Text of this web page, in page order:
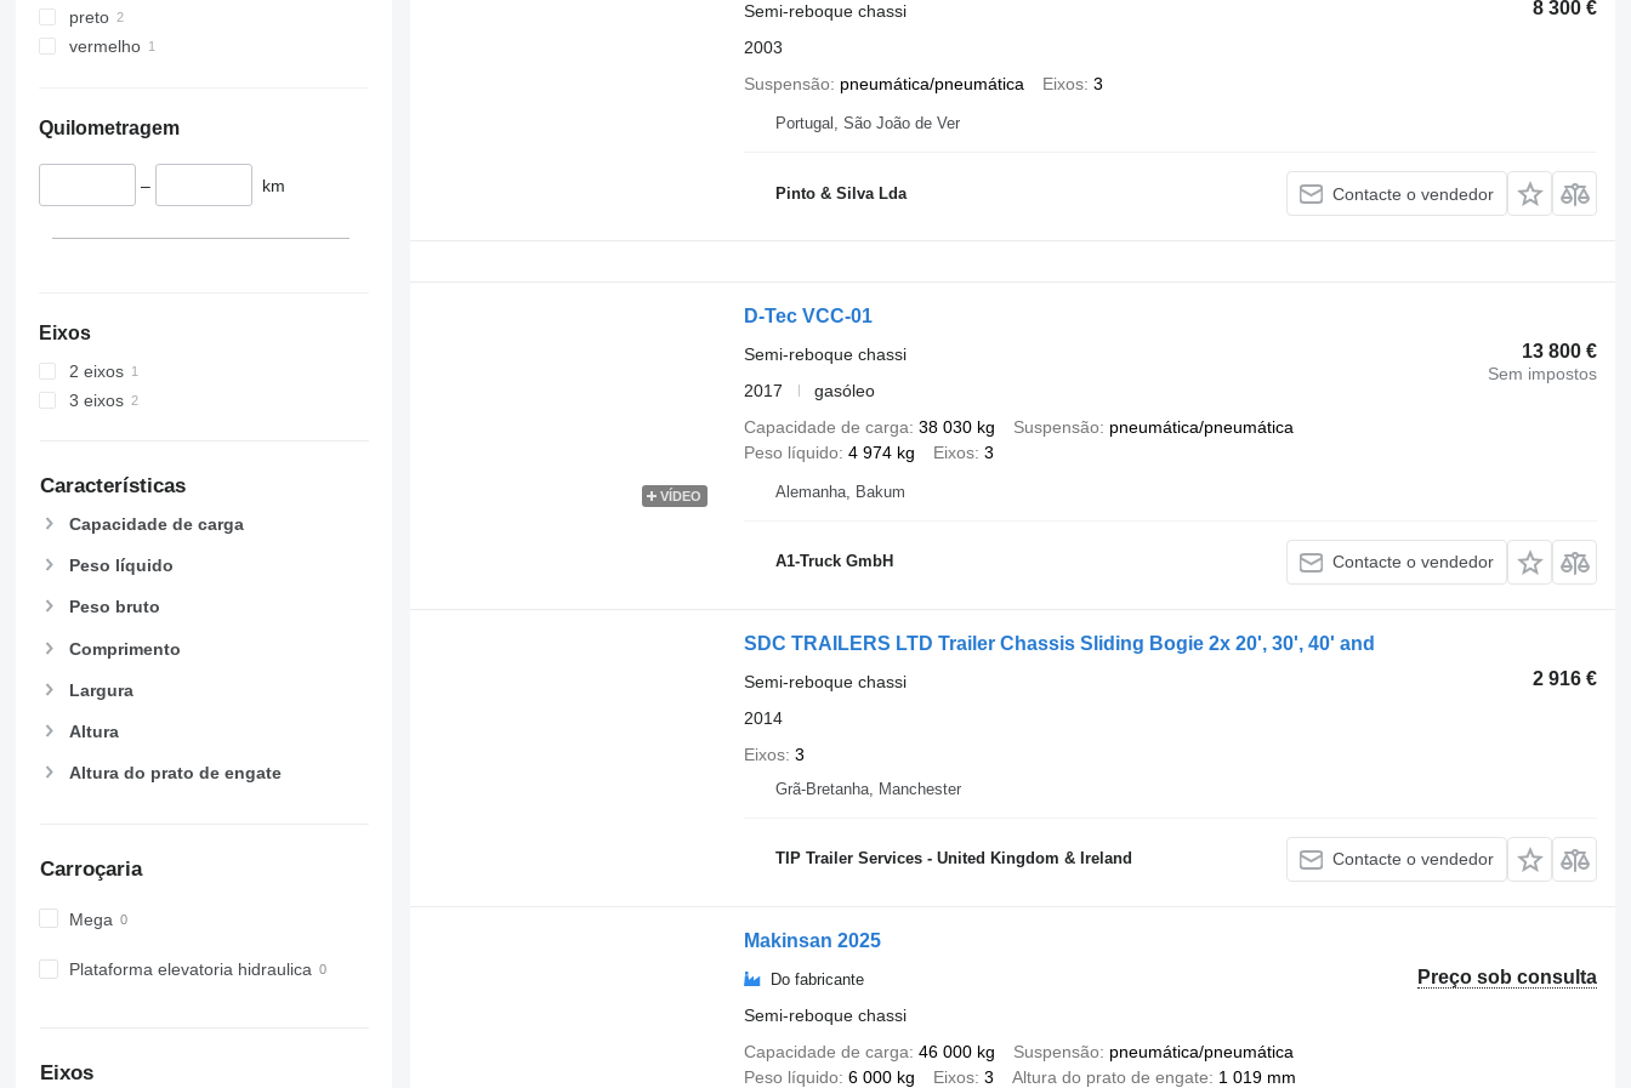
preto
vermelho
Quilometragem
– km
Eixos
2 eixos
3 eixos
Características
Capacidade de carga
Peso líquido
Peso bruto
Comprimento
Largura
Altura
Altura do prato de engate
Carroçaria
Mega
Plataforma elevatoria hidraulica
Eixos
8 300 €
Semi-reboque chassi
2003
Suspensão
pneumática/pneumática Eixos 3
Portugal, São João de Ver
Pinto & Silva Lda Contacte o vendedor
VÍDEO
D-Tec VCC-01
13 800 €
Sem impostos
Semi-reboque chassi
2017
gasóleo
Capacidade de carga 38 030 kg Suspensão
pneumática/pneumática
Peso líquido 4 974 kg Eixos 3
Alemanha, Bakum
A1-Truck GmbH Contacte o vendedor
SDC TRAILERS LTD Trailer Chassis Sliding Bogie 2x 20', 30', 40' and
2 916 €
Semi-reboque chassi
2014
Eixos 3
Grã-Bretanha, Manchester
TIP Trailer Services - United Kingdom & Ireland Contacte o vendedor
Makinsan 2025
Preço sob consulta
Do fabricante
Semi-reboque chassi
Capacidade de carga 46 000 kg Suspensão
pneumática/pneumática
Peso líquido 6 000 kg Eixos 3 Altura do prato de engate 1 019 mm